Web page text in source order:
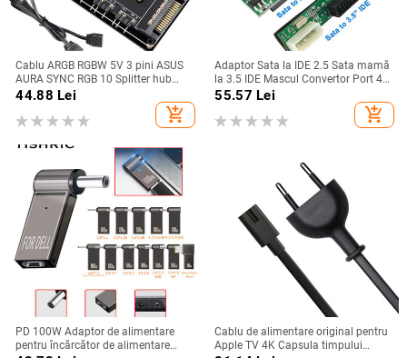
Cablu ARGB RGBW 5V 3 pini ASUS
AURA SYNC RGB 10 Splitter hub
SATA Adaptor cablu prelungitor de
alimentare LED bandă lumină PC
RGB ventilator Cooler
44.88 Lei
add_shopping_cart
Adaptor Sata la IDE 2.5 Sata mamă
la 3.5 IDE Mascul Convertor Port 40
PIN 1.5Gbs 2.5 la 3.5 Suport IDE
55.57 Lei
add_shopping_cart
PD 100W Adaptor de alimentare
pentru încărcător de alimentare
Cablu de alimentare original pentru
Apple TV 4K Capsula timpului